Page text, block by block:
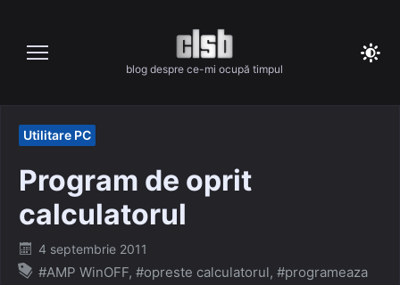
content
blog despre ce-mi ocupă timpul
Utilitare PC
Program de oprit
calculatorul
Posted
on
4 septembrie 2011
#AMP WinOFF, #opreste calculatorul, #programeaza